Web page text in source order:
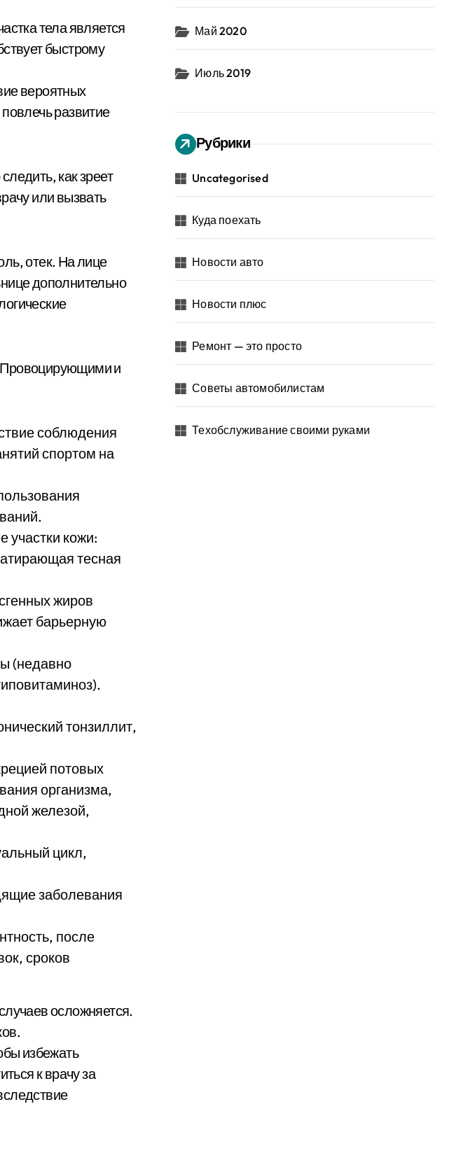
тела является
быстрому
вероятных
развитие
как зреет
или вызвать
отек. На лице
дополнительно
Провоцирующими и
соблюдения
спортом на
участки кожи:
тесная
жиров
барьерную
(недавно
тонзиллит,
потовых
организма,
железой,
цикл,
заболевания
после
сроков
осложняется.
избежать
к врачу за
Май 2020
Июль 2019
Рубрики
Uncategorised
Куда поехать
Новости авто
Новости плюс
Ремонт — это просто
Советы автомобилистам
Техобслуживание своими руками